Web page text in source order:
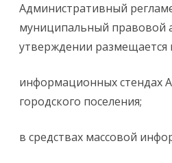
Административный
муниципальный правовой
утверждении размещается
информационных стендах
городского поселения;
в средствах массовой